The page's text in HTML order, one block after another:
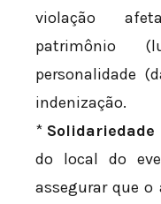
violação
patrimônio
personalidade
indenização.
* Solidariedade
do local do
assegurar que o